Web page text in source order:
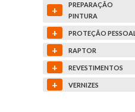
+
PREPARAÇÃO
PINTURA
+ PROTEÇÃO PESSOAL
+ RAPTOR
+ REVESTIMENTOS
+ VERNIZES